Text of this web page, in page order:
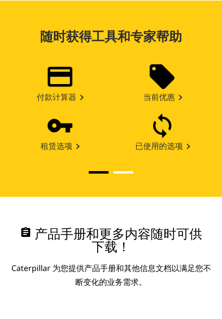
随时获得工具和专家帮助
付款计算器 当前优惠
租赁选项 已使用的选项
assignment 产品手册和更多内容随时可供
下载！
Caterpillar 为您提供产品手册和其他信息文档以满足您不
断变化的业务需求。